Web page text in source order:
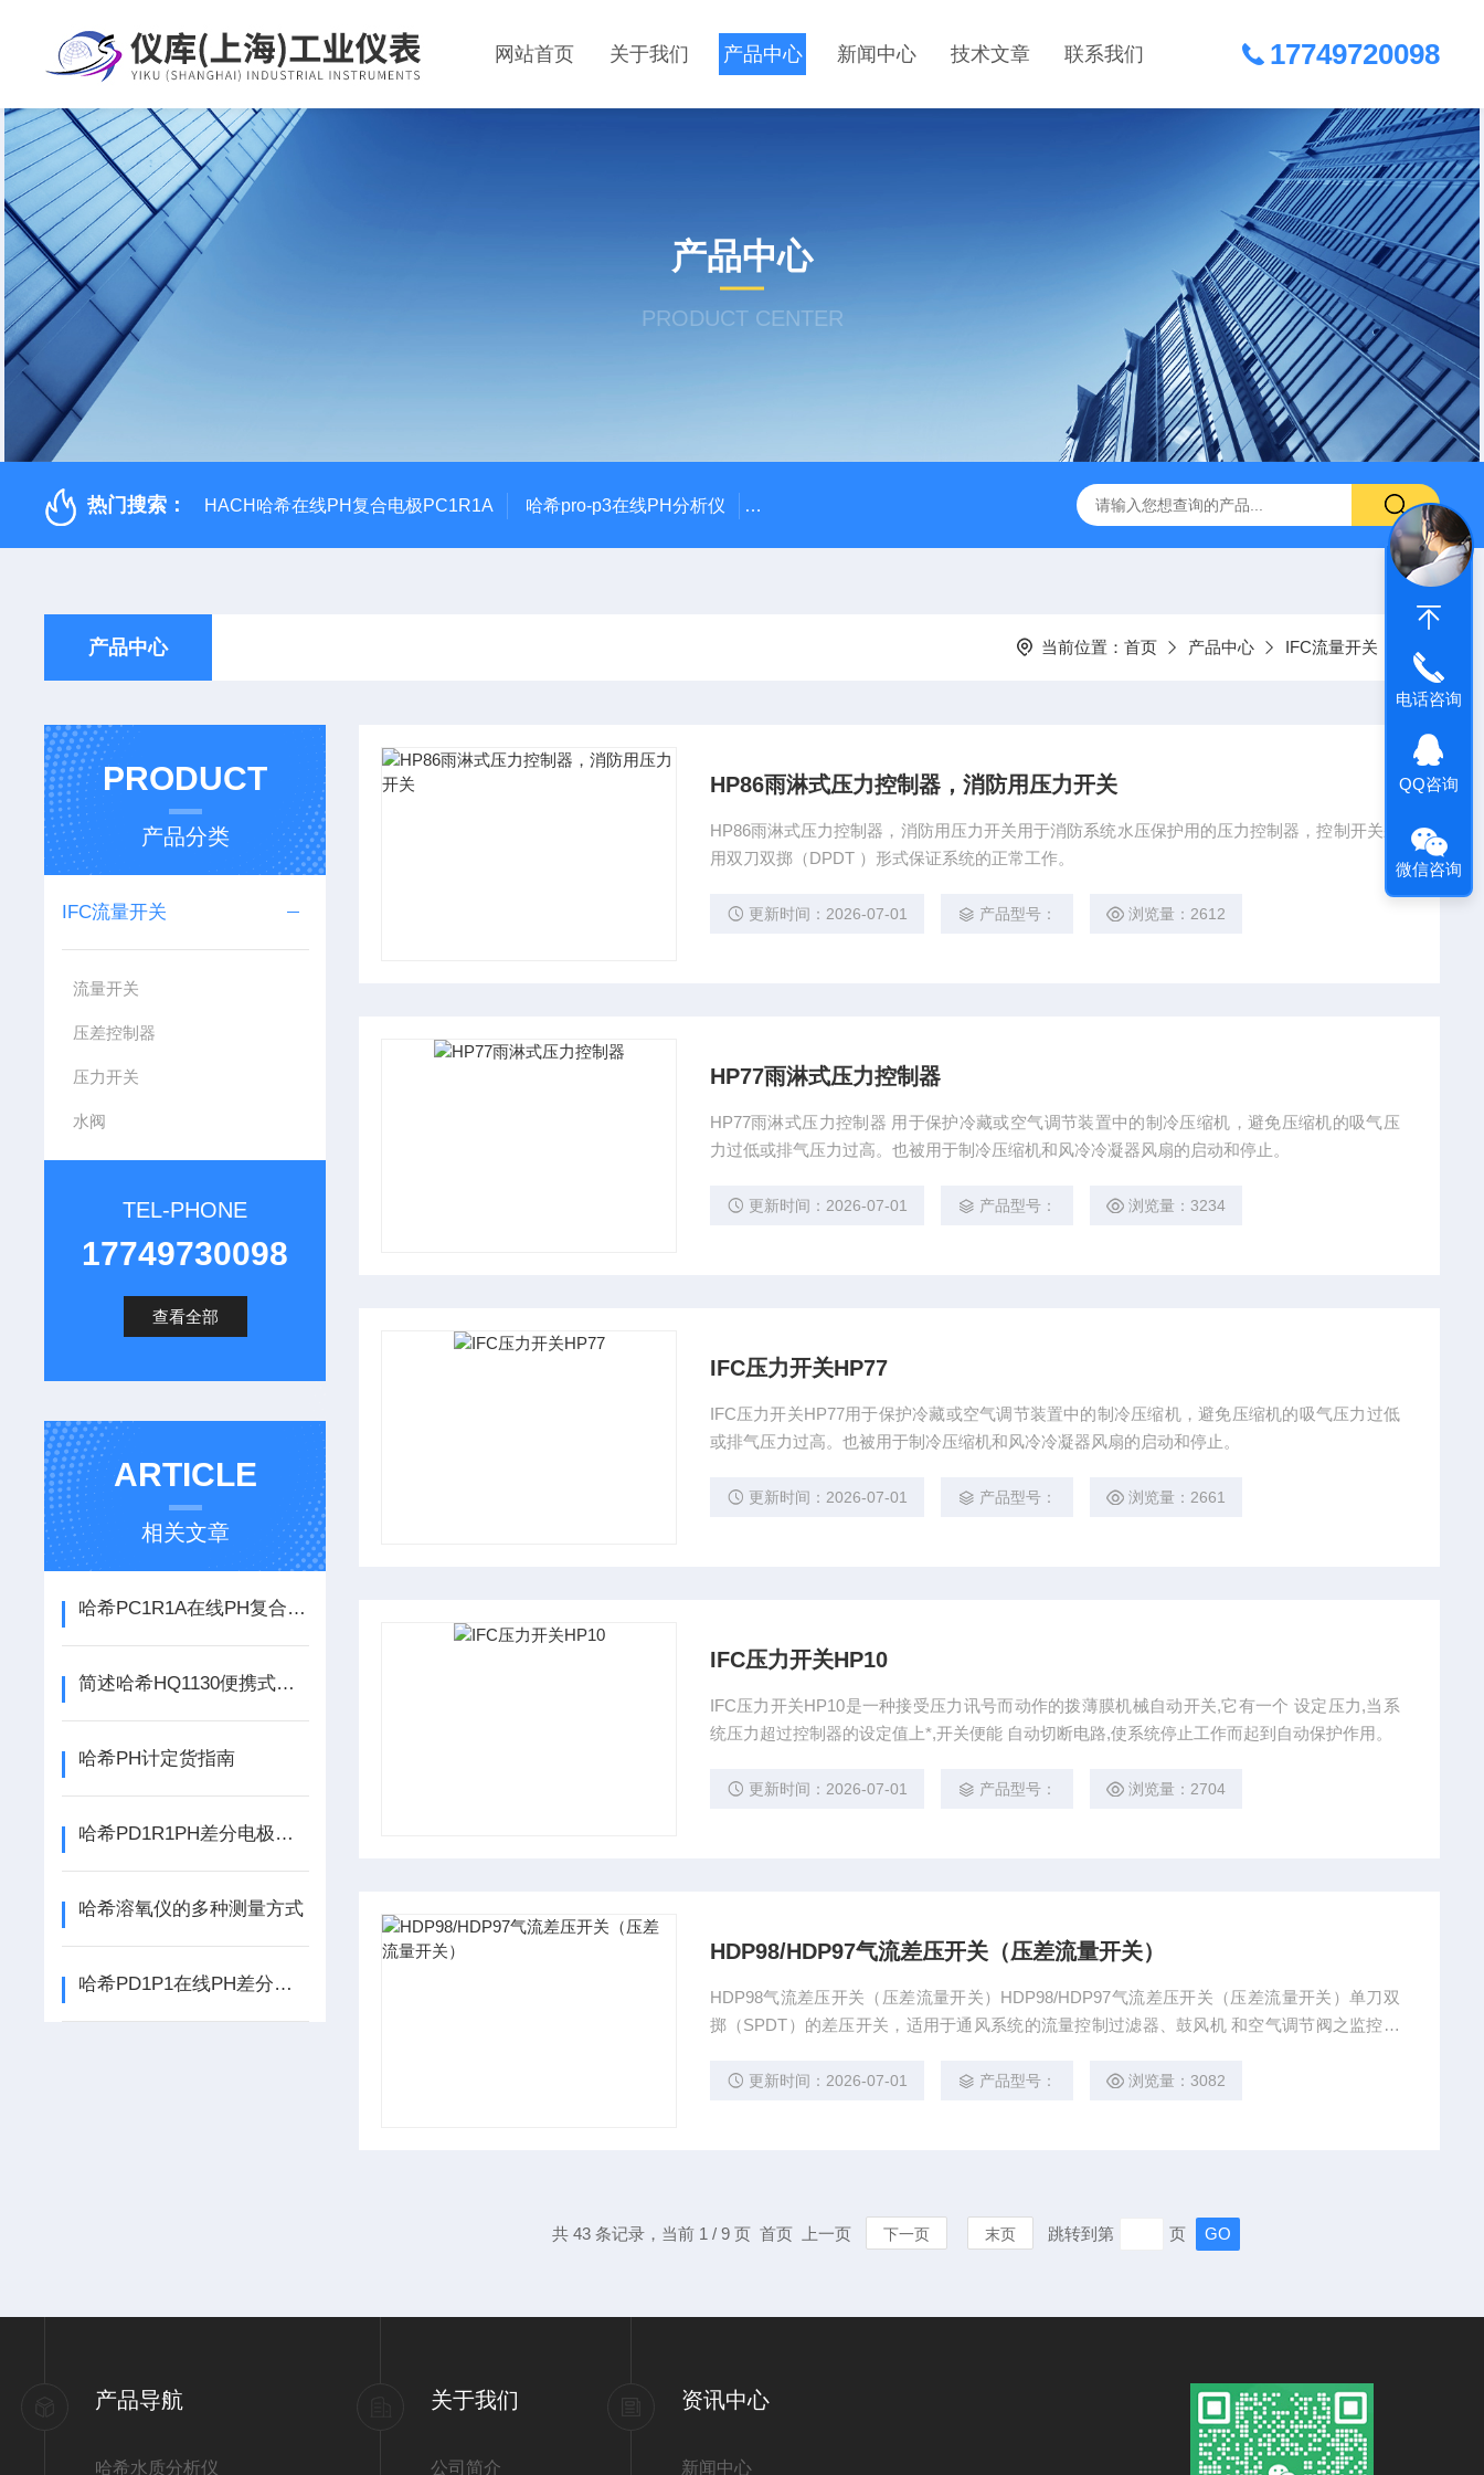
网站首页 关于我们 产品中心 新闻中心 技术文章 联系我们 17749720098
产品中心
PRODUCT CENTER
热门搜索： HACH哈希在线PH复合电极PC1R1A 哈希pro-p3在线PH分析仪 哈希在线PH计电极PD1R1 哈希HQ40D便携式多参数水质分析仪 哈希PD1P1在线PH
产品中心 当前位置： 首页 产品中心 IFC流量开关
PRODUCT
产品分类
IFC流量开关
流量开关
压差控制器
压力开关
水阀
TEL-PHONE
17749730098
查看全部
ARTICLE
相关文章
哈希PC1R1A在线PH复合电极应遵循程序操作
简述哈希HQ1130便携式溶氧仪的规范操作流程
哈希PH计定货指南
哈希PD1R1PH差分电极在使用过程中的常见问题相应解决方法
哈希溶氧仪的多种测量方式
哈希PD1P1在线PH差分电极的产品特点和操作原理
HP86雨淋式压力控制器，消防用压力开关
HP86雨淋式压力控制器，消防用压力开关用于消防系统水压保护用的压力控制器，控制开关采
用双刀双掷（DPDT ）形式保证系统的正常工作。
更新时间：2026-07-01 产品型号： 浏览量：2612
HP77雨淋式压力控制器
HP77雨淋式压力控制器 用于保护冷藏或空气调节装置中的制冷压缩机，避免压缩机的吸气压
力过低或排气压力过高。也被用于制冷压缩机和风冷冷凝器风扇的启动和停止。
更新时间：2026-07-01 产品型号： 浏览量：3234
IFC压力开关HP77
IFC压力开关HP77用于保护冷藏或空气调节装置中的制冷压缩机，避免压缩机的吸气压力过低
或排气压力过高。也被用于制冷压缩机和风冷冷凝器风扇的启动和停止。
更新时间：2026-07-01 产品型号： 浏览量：2661
IFC压力开关HP10
IFC压力开关HP10是一种接受压力讯号而动作的拨薄膜机械自动开关,它有一个 设定压力,当系
统压力超过控制器的设定值上*,开关便能 自动切断电路,使系统停止工作而起到自动保护作用。
更新时间：2026-07-01 产品型号： 浏览量：2704
HDP98/HDP97气流差压开关（压差流量开关）
HDP98气流差压开关（压差流量开关）HDP98/HDP97气流差压开关（压差流量开关）单刀双
掷（SPDT）的差压开关，适用于通风系统的流量控制过滤器、鼓风机 和空气调节阀之监控，
更新时间：2026-07-01 产品型号： 浏览量：3082
共 43 条记录，当前 1 / 9 页 首页 上一页 下一页 末页 跳转到第 页
产品导航
哈希水质分析仪
关于我们
公司简介
资讯中心
新闻中心
电话咨询
QQ咨询
微信咨询